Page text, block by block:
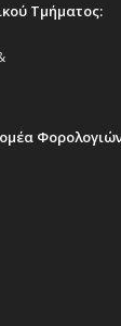
Book Launch |
& 16:00-
Στροβόλου
Τμήματος: